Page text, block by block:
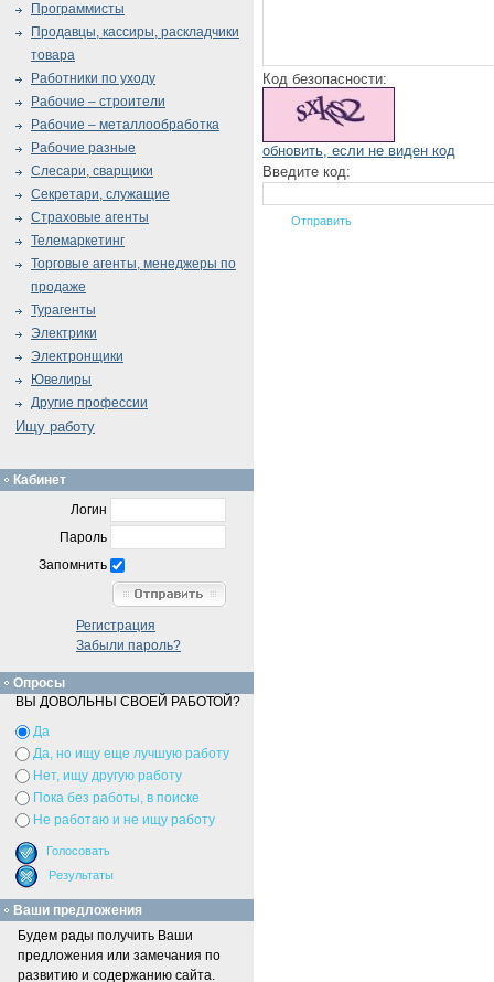
Код безопасности:
обновить, если не виден код
Введите код:
Программисты
Продавцы, кассиры, раскладчики
товара
Работники по уходу
Рабочие – строители
Рабочие – металлообработка
Рабочие разные
Слесари, сварщики
Секретари, служащие
Страховые агенты
Телемаркетинг
Торговые агенты, менеджеры по
продаже
Турагенты
Электрики
Электронщики
Ювелиры
Другие профессии
Ищу работу
Кабинет
Логин
Пароль
Запомнить
Регистрация
Забыли пароль?
Опросы
ВЫ ДОВОЛЬНЫ СВОЕЙ РАБОТОЙ?
Да
Да, но ищу еще лучшую работу
Нет, ищу другую работу
Пока без работы, в поиске
Не работаю и не ищу работу
Ваши предложения
Будем рады получить Ваши
предложения или замечания по
развитию и содержанию сайта.